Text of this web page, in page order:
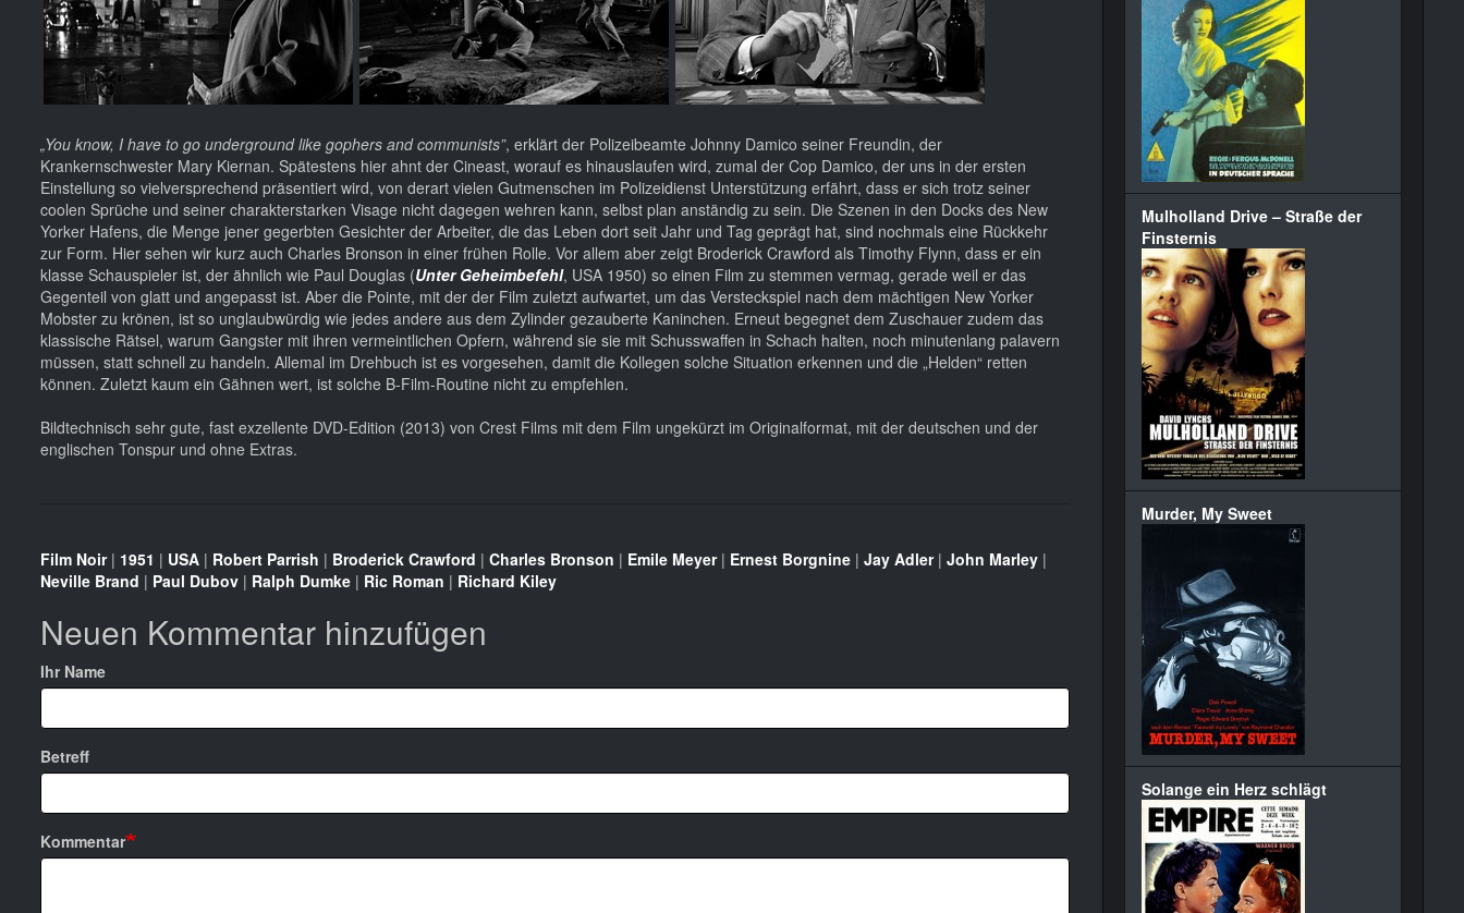
„You know, I have to go underground like gophers and communists”, erklärt der Polizeibeamte Johnny Damico seiner Freundin, der
Krankernschwester Mary Kiernan. Spätestens hier ahnt der Cineast, worauf es hinauslaufen wird, zumal der Cop Damico, der uns in der ersten
Einstellung so vielversprechend präsentiert wird, von derart vielen Gutmenschen im Polizeidienst Unterstützung erfährt, dass er sich trotz seiner
coolen Sprüche und seiner charakterstarken Visage nicht dagegen wehren kann, selbst plan anständig zu sein. Die Szenen in den Docks des New
Yorker Hafens, die Menge jener gegerbten Gesichter der Arbeiter, die das Leben dort seit Jahr und Tag geprägt hat, sind nochmals eine Rückkehr
zur Form. Hier sehen wir kurz auch Charles Bronson in einer frühen Rolle. Vor allem aber zeigt Broderick Crawford als Timothy Flynn, dass er ein
klasse Schauspieler ist, der ähnlich wie Paul Douglas (Unter Geheimbefehl, USA 1950) so einen Film zu stemmen vermag, gerade weil er das
Gegenteil von glatt und angepasst ist. Aber die Pointe, mit der der Film zuletzt aufwartet, um das Versteckspiel nach dem mächtigen New Yorker
Mobster zu krönen, ist so unglaubwürdig wie jedes andere aus dem Zylinder gezauberte Kaninchen. Erneut begegnet dem Zuschauer zudem das
klassische Rätsel, warum Gangster mit ihren vermeintlichen Opfern, während sie sie mit Schusswaffen in Schach halten, noch minutenlang palavern
müssen, statt schnell zu handeln. Allemal im Drehbuch ist es vorgesehen, damit die Kollegen solche Situation erkennen und die „Helden“ retten
können. Zuletzt kaum ein Gähnen wert, ist solche B-Film-Routine nicht zu empfehlen.
Bildtechnisch sehr gute, fast exzellente DVD-Edition (2013) von Crest Films mit dem Film ungekürzt im Originalformat, mit der deutschen und der
englischen Tonspur und ohne Extras.
Film Noir| 1951 | USA | Robert Parrish | Broderick Crawford | Charles Bronson | Emile Meyer| Ernest Borgnine | Jay Adler| John Marley |
Neville Brand | Paul Dubov | Ralph Dumke | Ric Roman | Richard Kiley
Neuen Kommentar hinzufügen
Ihr Name
Betreff
Kommentar
Mulholland Drive – Straße der
Finsternis
Murder, My Sweet
Solange ein Herz schlägt